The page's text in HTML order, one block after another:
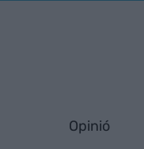
Opinió